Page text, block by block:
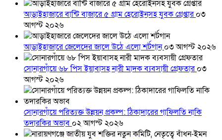
আড়াইহাজারে বান্টি বাজারে ৫ গ্রাম হেরোইনসহ যুবক গ্রেপ্তার০৩
আগস্ট ২০২৬
আড়াইহাজারে জেলেদের জালে উঠে এলো শর্টগান০৩ আগস্ট ২০২৬
সোনারগাঁয়ে ৬৮ পিস ইয়াবাসহ নারী মাদক ব্যবসায়ী গ্রেফতার০৩
আগস্ট ২০২৬
সোনারগাঁয়ে পরিত্যক্ত উন্নয়ন প্রকল্প: ঠিকাদারের গাফিলতি নাকি
তদারকির অভাব ০২ আগস্ট ২০২৬